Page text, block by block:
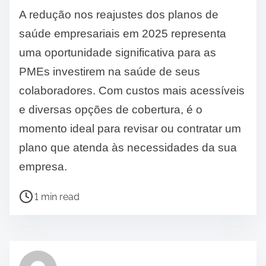
A redução nos reajustes dos planos de
saúde empresariais em 2025 representa
uma oportunidade significativa para as
PMEs investirem na saúde de seus
colaboradores. Com custos mais acessíveis
e diversas opções de cobertura, é o
momento ideal para revisar ou contratar um
plano que atenda às necessidades da sua
empresa.
P
r
1 min read